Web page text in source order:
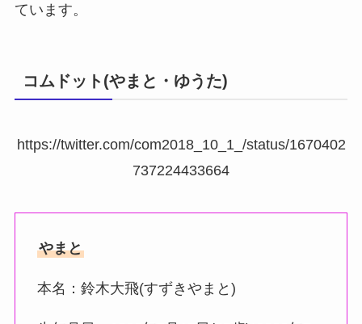
ています。
コムドット(やまと・ゆうた)
https://twitter.com/com2018_10_1_/status/1670402
737224433664
やまと
本名：鈴木大飛(すずきやまと)